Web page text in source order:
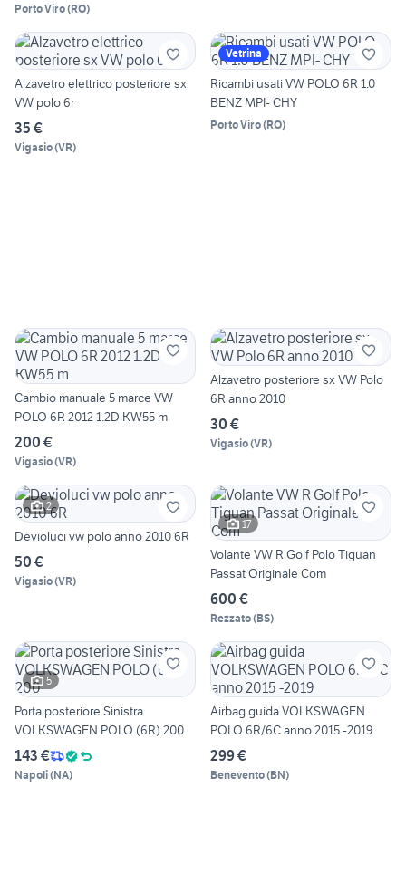
Porto Viro(RO)
Alzavetro elettrico posteriore sx
VW polo 6r
35 €
Vigasio(VR)
Vetrina
Ricambi usati VW POLO 6R 1.0
BENZ MPI- CHY
Porto Viro(RO)
Cambio manuale 5 marce VW
POLO 6R 2012 1.2D KW55 m
200 €
Vigasio(VR)
Alzavetro posteriore sx VW Polo
6R anno 2010
30 €
Vigasio(VR)
2
Devioluci vw polo anno 2010 6R
50 €
Vigasio(VR)
17
Volante VW R Golf Polo Tiguan
Passat Originale Com
600 €
Rezzato(BS)
5
Porta posteriore Sinistra
VOLKSWAGEN POLO (6R) 200
143 €
Napoli(NA)
Airbag guida VOLKSWAGEN
POLO 6R/6C anno 2015 -2019
299 €
Benevento(BN)